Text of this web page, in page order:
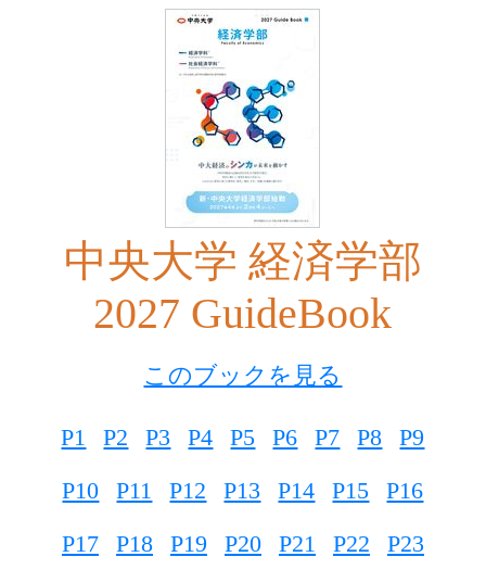
中央大学 経済学部
2027 GuideBook
このブックを見る
P1 P2 P3 P4 P5 P6 P7 P8
P9
P10
P11 P12 P13 P14 P15
P16
P17
P18 P19 P20 P21 P22
P23